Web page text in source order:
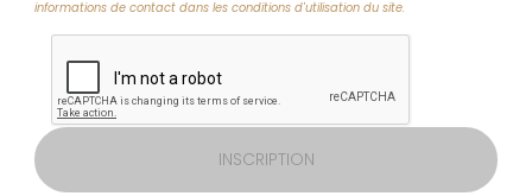
informations de contact dans les conditions d'utilisation du site.
INSCRIPTION